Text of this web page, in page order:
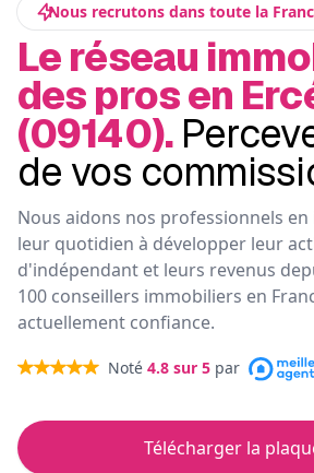
Nous recrutons dans toute la
Le réseau
des pros en
(09140).
de vos
Nous aidons nos professionnels
leur quotidien à développer leur
d'indépendant et leurs revenus
100 conseillers immobiliers en
actuellement confiance.
Noté 4.8 sur 5 par
Télécharger la